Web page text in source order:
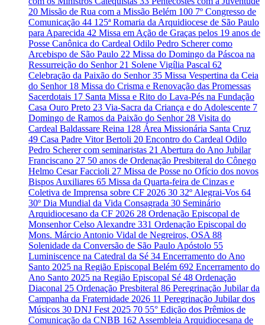
20 Missão de Rua com a Missão Belém 100 7º Congresso de
Comunicação 44 125ª Romaria da Arquidiocese de São Paulo
para Aparecida 42 Missa em Ação de Graças pelos 19 anos de
Posse Canônica do Cardeal Odilo Pedro Scherer como
Arcebispo de São Paulo 22 Missa do Domingo da Páscoa na
Ressurreição do Senhor 21 Solene Vigília Pascal 62
Celebração da Paixão do Senhor35 Missa Vespertina da Ceia
do Senhor 18 Missa do Crisma e Renovação das Promessas
Sacerdotais 17 Santa Missa e Rito do Lava-Pés na Fundação
Casa Ouro Preto 23 Via-Sacra da Criança e do Adolescente 7
Domingo de Ramos da Paixão do Senhor 28 Visita do
Cardeal Baldassare Reina 128 Área Missionária Santa Cruz
49 Casa Padre Vitor Bertoli 20 Encontro do Cardeal Odilo
Pedro Scherer com seminaristas 21 Abertura do Ano Jubilar
Franciscano 27 50 anos de Ordenação Presbiteral do Cônego
Helmo Cesar Faccioli 27 Missa de Posse no Ofício dos novos
Bispos Auxiliares 65 Missa da Quarta-feira de Cinzas e
Coletiva de Imprensa sobre CF 2026 30 32º Alegrai-Vos 64
30º Dia Mundial da Vida Consagrada 30 Seminário
Arquidiocesano da CF 2026 28 Ordenação Episcopal de
Monsenhor Celso Alexandre 331 Ordenação Episcopal do
Mons. Márcio Antonio Vidal de Negreiros, OSA 88
Solenidade da Conversão de São Paulo Apóstolo 55
Luminiscence na Catedral da Sé 34 Encerramento do Ano
Santo 2025 na Região Episcopal Belém 692 Encerramento do
Ano Santo 2025 na Região Episcopal Sé 48 Ordenação
Diaconal 25 Ordenação Presbiteral 86 Peregrinação Jubilar da
Campanha da Fraternidade 2026 11 Peregrinação Jubilar dos
Músicos 30 DNJ Fest 2025 70 55° Edição dos Prêmios de
Comunicação da CNBB 162 Assembleia Arquidiocesana de